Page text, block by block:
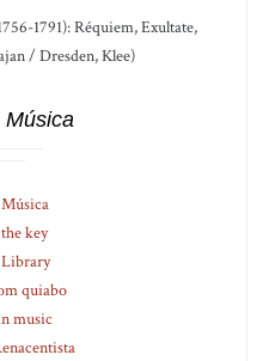
1791): Réquiem, Exultate,
/ Dresden, Klee)
Música
key
Library
quiabo
music